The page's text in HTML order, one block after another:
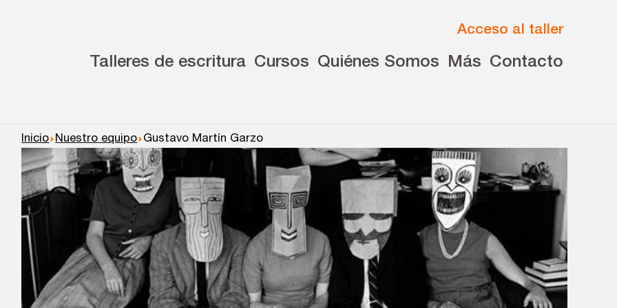
Acceso al taller
Talleres de escritura Cursos Quiénes Somos Más Contacto
Inicio Nuestro equipo Gustavo Martín Garzo